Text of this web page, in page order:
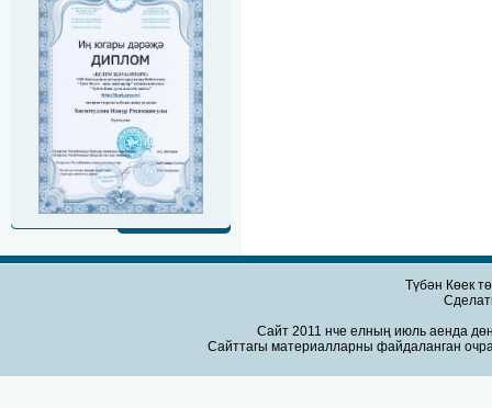
Түбән Көек
Сайт 2011 нче елның июль аенда
Сайттагы материалларны файдаланган